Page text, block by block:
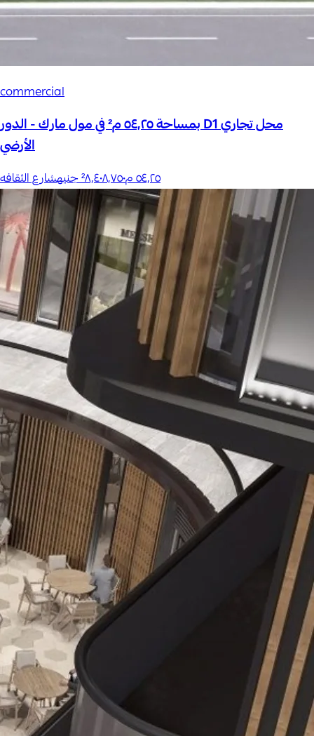
commercial
محل تجاري D1 بمساحة ٥٤٫٢٥ م² في مول مارك - الدور
الأرضي
٥٤٫٢٥م²٨٬٤٠٨٬٧٥٠ جنيه شارع الثقافه